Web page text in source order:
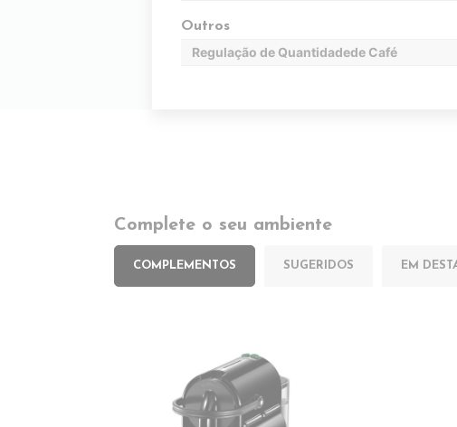
Outros
Regulação de Quantidadede Café
Complete o seu ambiente
COMPLEMENTOS SUGERIDOS EM